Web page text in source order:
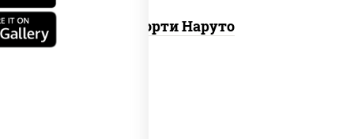
Ассорти Наруто